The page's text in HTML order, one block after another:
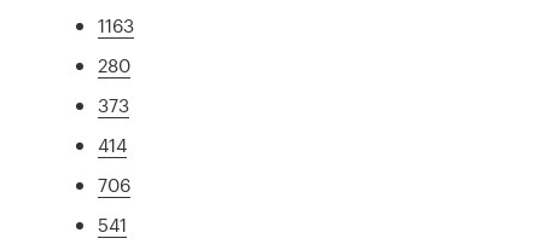
1163
280
373
414
706
541